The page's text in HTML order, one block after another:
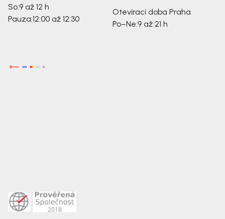
So:9 až 12 h
Pauza:12:00 až 12:30
Otevírací doba Praha
Po–Ne:9 až 21 h